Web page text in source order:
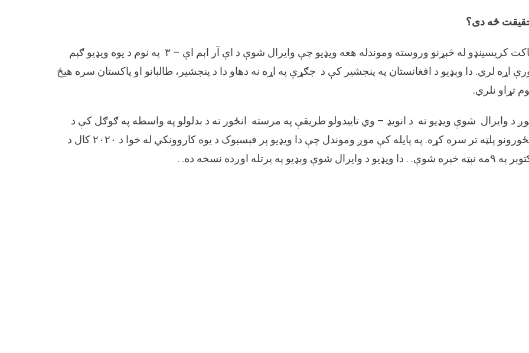
څه دی؟
فاکت کریسینډو له څېړنو وروسته وموندله هغه ویډیو چې وایرال شوې د اې آر اېم اې – ۳ په نوم د یوه ویډیو ګېم
اړه لري. دا وېډیو د افغانستان په پنجشیر کې د جګړې په اړه نه دهاو دا د پنجشیر، طالبانو او پاکستان سره هیڅ
تړاو نلري.
د وایرال شوې ويډیو ته د انویډ – وي تاییدولو طریقې په مرسته انځور ته د بدلولو په واسطه په ګوګل کې د
انځورونو پلټه تر سره کړه. په پايله کې موږ وموندل چې دا ويډيو پر فېسبوک د يوه کاروونکي له خوا د ۲۰۲۰ کال د
خپره شوې. . دا ويډيو د وایرال شوې وېډیو په پرتله اوږده نسخه ده. .